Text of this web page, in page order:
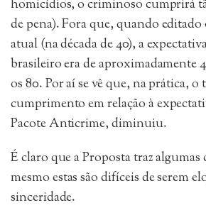
homicídios, o criminoso cumprirá
de pena). Fora que, quando
atual (na década de 40), a
brasileiro era de aproximadamente
os 80. Por aí se vê que, na prática,
cumprimento em relação à
Pacote Anticrime, diminuiu.
É claro que a Proposta traz algumas
mesmo estas são difíceis de serem
sinceridade.